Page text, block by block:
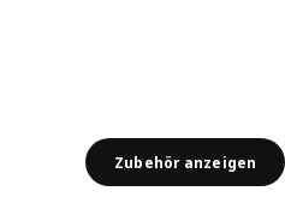
Zubehör anzeigen